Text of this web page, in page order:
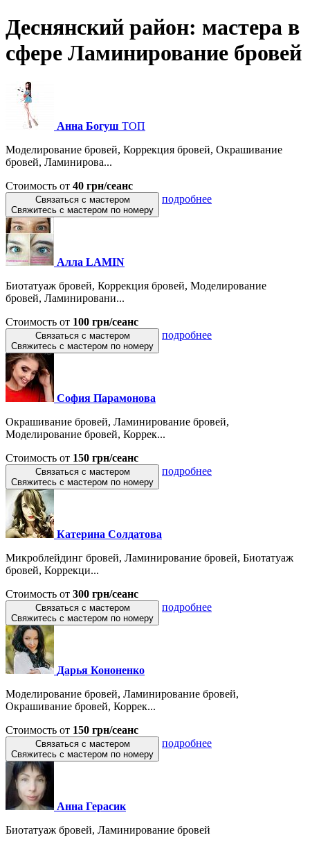
Деснянский район: мастера в
сфере Ламинирование бровей
Анна Богуш ТОП
Моделирование бровей, Коррекция бровей, Окрашивание
бровей, Ламинирова...
Стоимость от 40 грн/сеанс
Связаться с мастером
Свяжитесь с мастером по номеру
подробнее
Алла LAMIN
Биотатуаж бровей, Коррекция бровей, Моделирование
бровей, Ламинировани...
Стоимость от 100 грн/сеанс
Связаться с мастером
Свяжитесь с мастером по номеру
подробнее
София Парамонова
Окрашивание бровей, Ламинирование бровей,
Моделирование бровей, Коррек...
Стоимость от 150 грн/сеанс
Связаться с мастером
Свяжитесь с мастером по номеру
подробнее
Катерина Солдатова
Микроблейдинг бровей, Ламинирование бровей, Биотатуаж
бровей, Коррекци...
Стоимость от 300 грн/сеанс
Связаться с мастером
Свяжитесь с мастером по номеру
подробнее
Дарья Кононенко
Моделирование бровей, Ламинирование бровей,
Окрашивание бровей, Коррек...
Стоимость от 150 грн/сеанс
Связаться с мастером
Свяжитесь с мастером по номеру
подробнее
Анна Герасик
Биотатуаж бровей, Ламинирование бровей